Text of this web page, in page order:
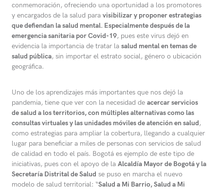
conmemoración, ofreciendo una oportunidad a los promotores
y encargados de la salud para visibilizar y proponer estrategias
que defiendan la salud mental. Especialmente después de la
emergencia sanitaria por Covid-19, pues este virus dejó en
evidencia la importancia de tratar la salud mental en temas de
salud pública, sin importar el estrato social, género o ubicación
geográfica.
Uno de los aprendizajes más importantes que nos dejó la
pandemia, tiene que ver con la necesidad de acercar servicios
de salud a los territorios, con múltiples alternativas como las
consultas virtuales y las unidades móviles de atención en salud,
como estrategias para ampliar la cobertura, llegando a cualquier
lugar para beneficiar a miles de personas con servicios de salud
de calidad en todo el país. Bogotá es ejemplo de este tipo de
iniciativas, pues con el apoyo de la Alcaldía Mayor de Bogotá y la
Secretaría Distrital de Salud se puso en marcha el nuevo
modelo de salud territorial: “Salud a Mi Barrio, Salud a Mi